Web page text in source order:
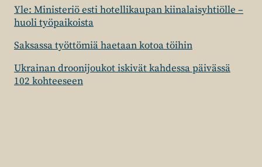
Yle: Ministeriö esti hotellikaupan kiinalaisyhtiölle –
huoli työpaikoista
Saksassa työttömiä haetaan kotoa töihin
Ukrainan droonijoukot iskivät kahdessa päivässä
102 kohteeseen